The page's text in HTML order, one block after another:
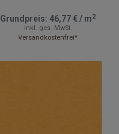
Grundpreis: 46,77 €/ m2
inkl. ges. MwSt.
Versandkostenfrei*